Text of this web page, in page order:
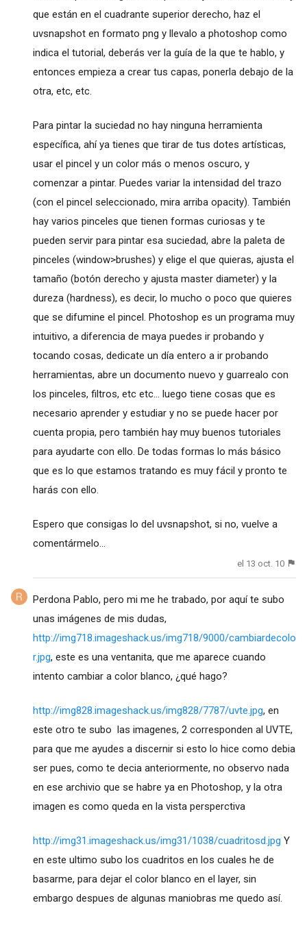
que están en el cuadrante superior derecho, haz el
uvsnapshot en formato png y llevalo a photoshop como
indica el tutorial, deberás ver la guía de la que te hablo, y
entonces empieza a crear tus capas, ponerla debajo de la
otra, etc, etc.
Para pintar la suciedad no hay ninguna herramienta
específica, ahí ya tienes que tirar de tus dotes artísticas,
usar el pincel y un color más o menos oscuro, y
comenzar a pintar. Puedes variar la intensidad del trazo
(con el pincel seleccionado, mira arriba opacity). También
hay varios pinceles que tienen formas curiosas y te
pueden servir para pintar esa suciedad, abre la paleta de
pinceles (window>brushes) y elige el que quieras, ajusta el
tamaño (botón derecho y ajusta master diameter) y la
dureza (hardness), es decir, lo mucho o poco que quieres
que se difumine el pincel. Photoshop es un programa muy
intuitivo, a diferencia de maya puedes ir probando y
tocando cosas, dedicate un día entero a ir probando
herramientas, abre un documento nuevo y guarrealo con
los pinceles, filtros, etc etc... luego tiene cosas que es
necesario aprender y estudiar y no se puede hacer por
cuenta propia, pero también hay muy buenos tutoriales
para ayudarte con ello. De todas formas lo más básico
que es lo que estamos tratando es muy fácil y pronto te
harás con ello.
Espero que consigas lo del uvsnapshot, si no, vuelve a
comentármelo...
el 13 oct. 10
Perdona Pablo, pero mi me he trabado, por aquí te subo
unas imágenes de mis dudas,
http://img718.imageshack.us/img718/9000/cambiardecolo
r.jpg, este es una ventanita, que me aparece cuando
intento cambiar a color blanco, ¿qué hago?
http://img828.imageshack.us/img828/7787/uvte.jpg, en
este otro te subo las imagenes, 2 corresponden al UVTE,
para que me ayudes a discernir si esto lo hice como debia
ser pues, como te decia anteriormente, no observo nada
en ese archivio que se habre ya en Photoshop, y la otra
imagen es como queda en la vista persperctiva
http://img31.imageshack.us/img31/1038/cuadritosd.jpg Y
en este ultimo subo los cuadritos en los cuales he de
basarme, para dejar el color blanco en el layer, sin
embargo despues de algunas maniobras me quedo así.